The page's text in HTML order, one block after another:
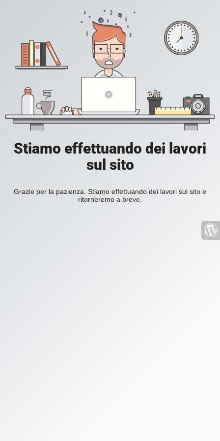
Stiamo effettuando dei lavori
sul sito
Grazie per la pazienza. Stiamo effettuando dei lavori sul sito e
ritorneremo a breve.